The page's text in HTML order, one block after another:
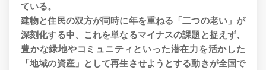
ている。
建物と住民の双方が同時に年を重ねる「二つの老い」が
深刻化する中、これを単なるマイナスの課題と捉えず、
豊かな緑地やコミュニティといった潜在力を活かした
「地域の資産」として再生させようとする動きが全国で